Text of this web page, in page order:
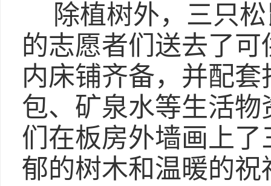
除植树外，三只
的志愿者们送去了
内床铺齐备，并配
包、矿泉水等生活
们在板房外墙画上
郁的树木和温暖的